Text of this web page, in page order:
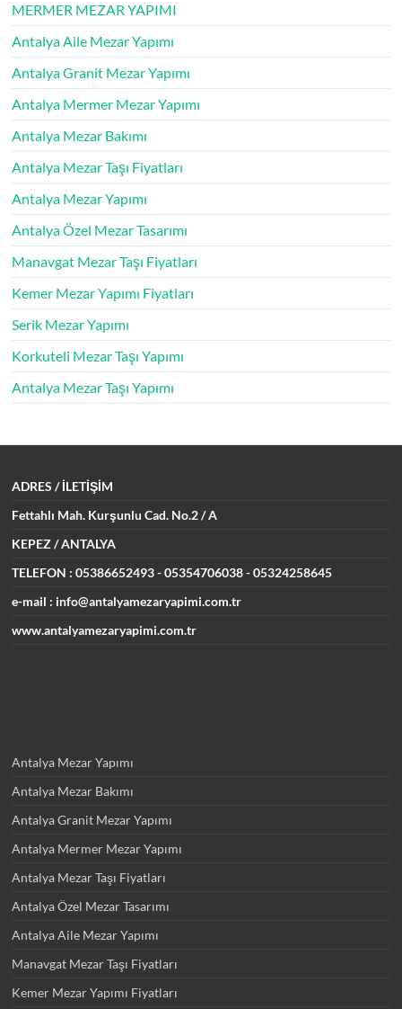
MERMER MEZAR YAPIMI
Antalya Aile Mezar Yapımı
Antalya Granit Mezar Yapımı
Antalya Mermer Mezar Yapımı
Antalya Mezar Bakımı
Antalya Mezar Taşı Fiyatları
Antalya Mezar Yapımı
Antalya Özel Mezar Tasarımı
Manavgat Mezar Taşı Fiyatları
Kemer Mezar Yapımı Fiyatları
Serik Mezar Yapımı
Korkuteli Mezar Taşı Yapımı
Antalya Mezar Taşı Yapımı
ADRES / İLETİŞİM
Fettahlı Mah. Kurşunlu Cad. No.2 / A
KEPEZ / ANTALYA
TELEFON : 05386652493 - 05354706038 - 05324258645
e-mail : info@antalyamezaryapimi.com.tr
www.antalyamezaryapimi.com.tr
Antalya Mezar Yapımı
Antalya Mezar Bakımı
Antalya Granit Mezar Yapımı
Antalya Mermer Mezar Yapımı
Antalya Mezar Taşı Fiyatları
Antalya Özel Mezar Tasarımı
Antalya Aile Mezar Yapımı
Manavgat Mezar Taşı Fiyatları
Kemer Mezar Yapımı Fiyatları